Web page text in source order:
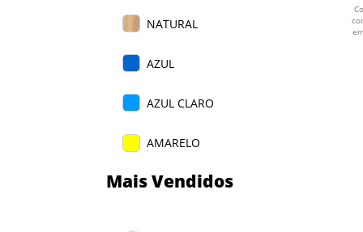
NATURAL
AZUL
AZUL CLARO
AMARELO
BRANCO
Mais Vendidos